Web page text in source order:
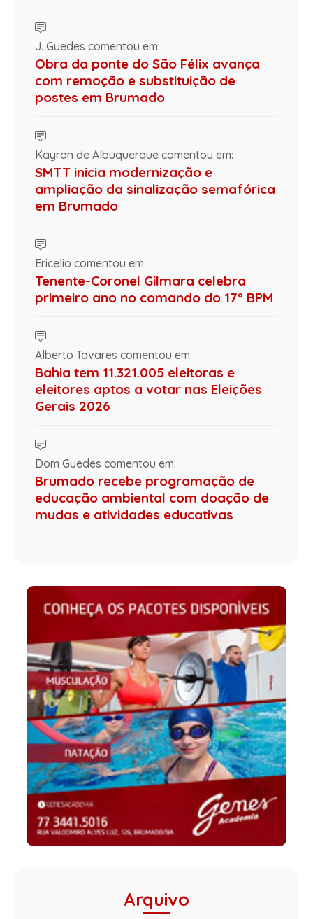
J. Guedes comentou em:
Obra da ponte do São Félix avança
com remoção e substituição de
postes em Brumado
Kayran de Albuquerque comentou em:
SMTT inicia modernização e
ampliação da sinalização semafórica
em Brumado
Ericelio comentou em:
Tenente-Coronel Gilmara celebra
primeiro ano no comando do 17º BPM
Alberto Tavares comentou em:
Bahia tem 11.321.005 eleitoras e
eleitores aptos a votar nas Eleições
Gerais 2026
Dom Guedes comentou em:
Brumado recebe programação de
educação ambiental com doação de
mudas e atividades educativas
Arquivo